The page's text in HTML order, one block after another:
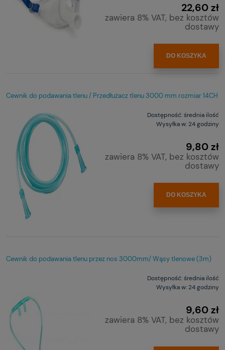
22,60 zł
zawiera 8% VAT, bez kosztów
dostawy
DO KOSZYKA
Cewnik do podawania tlenu / Przedłużacz tlenu 3000 mm rozmiar 14CH
Dostępność:średnia ilość
Wysyłka w:24 godziny
9,80 zł
zawiera 8% VAT, bez kosztów
dostawy
DO KOSZYKA
Cewnik do podawania tlenu przez nos 3000mm/ Wąsy tlenowe (3m)
Dostępność:średnia ilość
Wysyłka w:24 godziny
9,60 zł
zawiera 8% VAT, bez kosztów
dostawy